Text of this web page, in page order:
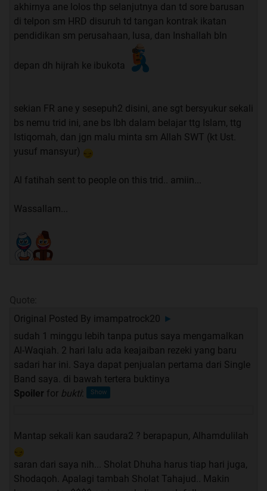
Terima kasih,
Mirad
--------------------------------------------------------------------*
UPDATE 2012-02-19: Testimonial pendek setelah
http://www.kaskus.co.id/showthread.p...252376&page=42
Quote:
setelah membaca ini akan TERASA MANFAAT
udah coba dan ini memang nyata
betul gan, ini yang saya rasakan sekarang setelah
mengamalkan, hati plong dan selalu optimis
Hal itu juga yang TS rasakan ketika mengamalkan dengan
istiqomah Surat Al-Waqiah. HATI TENANG adalah prasarat
utama dalam menarik rejeki dari Allah SWT. Ingat
pelajaran LOA (The Law of Attraction) yang mensyaratkan
keadaan hati agar tenang.
Lanjut silahkan dipraktekkan .....
Original Posted By FrameRate ►
ane mau ngasih fr dikit gan
ane dah beberapa bulan ngamalin surat al waqi'ah ini
dari sejak ane buka perusahaan baru, dan alhmadulillah
akhirnya ane lolos thp selanjutnya dan td sore barusan
di telpon sm HRD disuruh td tangan kontrak ikatan
pendidikan sm perusahaan, lusa, dan Inshallah bln
depan dh hijrah ke ibukota
sekian FR ane y sesepuh2 disini, ane sgt bersyukur sekali
bs nemu trid ini, ane bs lbh dalam belajar ttg Islam, ttg
Istiqomah, dan jgn malu minta sm Allah SWT (kt Ust.
yusuf mansyur)
Al fatihah sent to people on this trid.. amiin...
Wassallam...
Quote:
Original Posted By imampatrock20 ►
sudah 1 minggu lebih tanpa putus saya mengamalkan
Al-Waqiah. 2 hari lalu ada keajaiban rezeki yang baru
sadari har ini. Saya dapat penjualan pertama dari Single
Band saya. di bawah tertera buktinya
Spoiler for bukti:
Mantap sekali kan saudara2 ? berapapun, Alhamdulilah
saran dari saya nih... Sholat Dhuha harus tiap hari juga,
Shodaqoh. Apalagi tambah Sholat Tahajud.. Makin